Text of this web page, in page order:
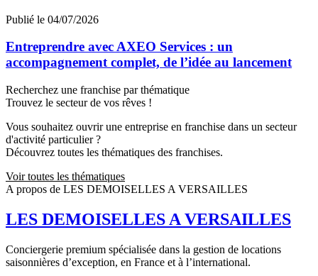
Publié le 04/07/2026
Entreprendre avec AXEO Services : un
accompagnement complet, de l’idée au lancement
Recherchez une franchise par thématique
Trouvez le secteur de vos rêves !
Vous souhaitez ouvrir une entreprise en franchise dans un secteur
d'activité particulier ?
Découvrez toutes les thématiques des franchises.
Voir toutes les thématiques
A propos de LES DEMOISELLES A VERSAILLES
LES DEMOISELLES A VERSAILLES
Conciergerie premium spécialisée dans la gestion de locations
saisonnières d’exception, en France et à l’international.